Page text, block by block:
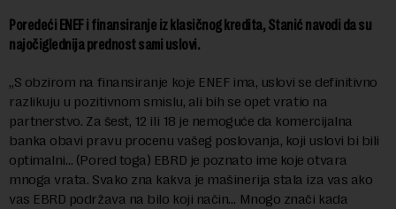
Poredeći ENEF i finansiranje iz klasičnog kredita, Stanić navodi da su
najočiglednija prednost sami uslovi.
„S obzirom na finansiranje koje ENEF ima, uslovi se definitivno
razlikuju u pozitivnom smislu, ali bih se opet vratio na
partnerstvo. Za šest, 12 ili 18 je nemoguće da komercijalna
banka obavi pravu procenu vašeg poslovanja, koji uslovi bi bili
optimalni… (Pored toga) EBRD je poznato ime koje otvara
mnoga vrata. Svako zna kakva je mašinerija stala iza vas ako
vas EBRD podržava na bilo koji način… Mnogo znači kada